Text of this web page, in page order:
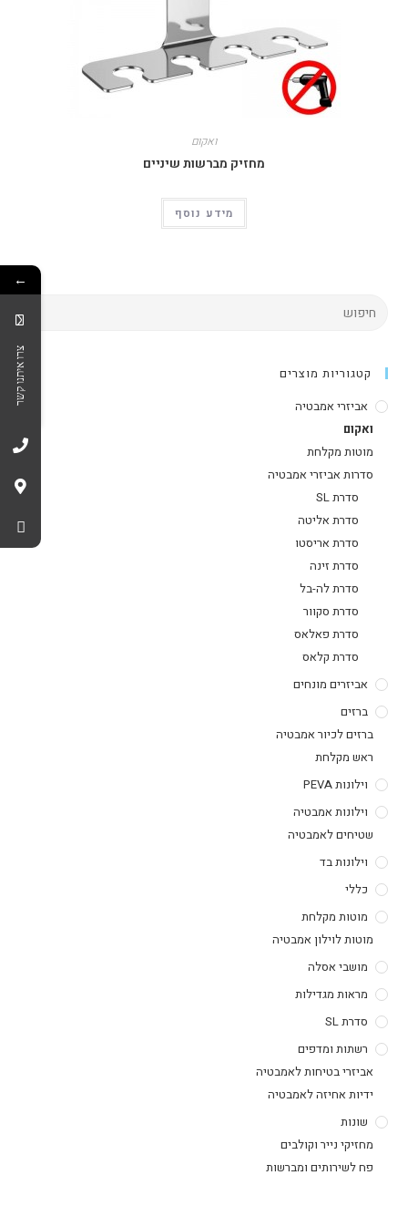
ואקום
מחזיק מברשות שיניים
מידע נוסף
קטגוריות מוצרים
אביזרי אמבטיה
ואקום
מוטות מקלחת
סדרות אביזרי אמבטיה
סדרת SL
סדרת אליטה
סדרת אריסטו
סדרת זינה
סדרת לה-בל
סדרת סקוור
סדרת פאלאס
סדרת קלאס
אביזרים מונחים
ברזים
ברזים לכיור אמבטיה
ראש מקלחת
וילונות PEVA
וילונות אמבטיה
שטיחים לאמבטיה
וילונות בד
כללי
מוטות מקלחת
מוטות לוילון אמבטיה
מושבי אסלה
מראות מגדילות
סדרת SL
רשתות ומדפים
אביזרי בטיחות לאמבטיה
ידיות אחיזה לאמבטיה
שונות
מחזיקי נייר וקולבים
פח לשירותים ומברשות
←
צרו איתנו קשר